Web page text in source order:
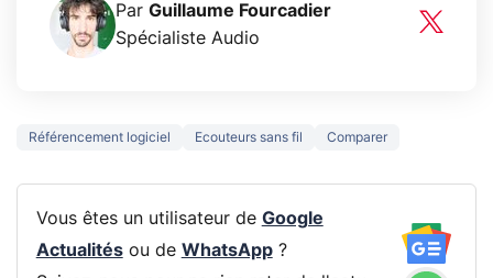
Par Guillaume Fourcadier
Spécialiste Audio
Référencement logiciel Ecouteurs sans fil Comparer
Vous êtes un utilisateur de Google
Actualitésou de WhatsApp?